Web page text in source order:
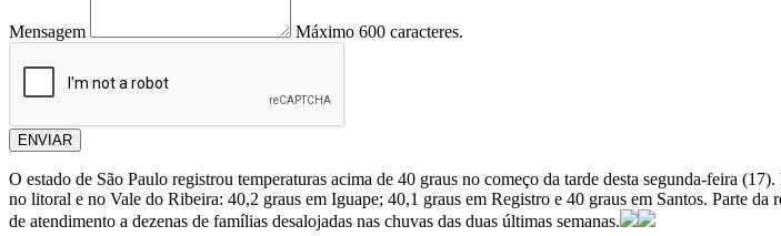
Mensagem Máximo 600 caracteres.
ENVIAR
O estado de São Paulo registrou temperaturas acima de 40 graus no começo da tarde desta segunda-feira
no litoral e no Vale do Ribeira: 40,2 graus em Iguape; 40,1 graus em Registro e 40 graus em Santos. Parte
de atendimento a dezenas de famílias desalojadas nas chuvas das duas últimas semanas.